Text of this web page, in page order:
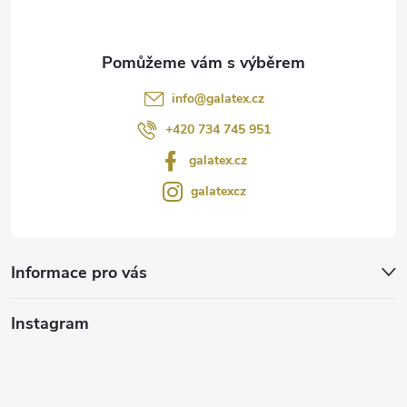
info@galatex.cz
+420 734 745 951
galatex.cz
galatexcz
Informace pro vás
Instagram